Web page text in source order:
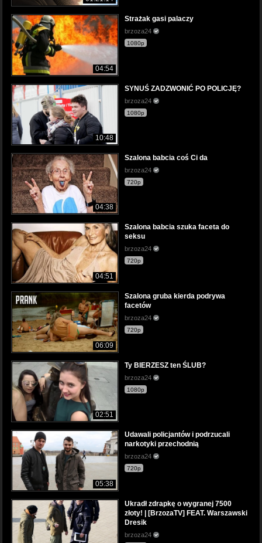
04:54
Strażak gasi palaczy
brzoza24
1080p
10:48
SYNUŚ ZADZWONIĆ PO POLICJĘ?
brzoza24
1080p
04:38
Szalona babcia coś Ci da
brzoza24
720p
04:51
Szalona babcia szuka faceta do
seksu
brzoza24
720p
06:09
Szalona gruba kierda podrywa
facetów
brzoza24
720p
02:51
Ty BIERZESZ ten ŚLUB?
brzoza24
1080p
05:38
Udawali policjantów i podrzucali
narkotyki przechodnią
brzoza24
720p
Ukradł zdrapkę o wygranej 7500
złoty! | [BrzozaTV] FEAT. Warszawski
Dresik
brzoza24